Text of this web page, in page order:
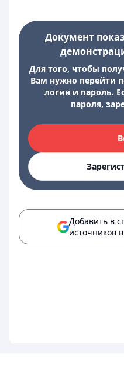
Документ
Для того, чтобы
Вам нужно перейти
логин и пароль.
пароля,
Добавить в
источников